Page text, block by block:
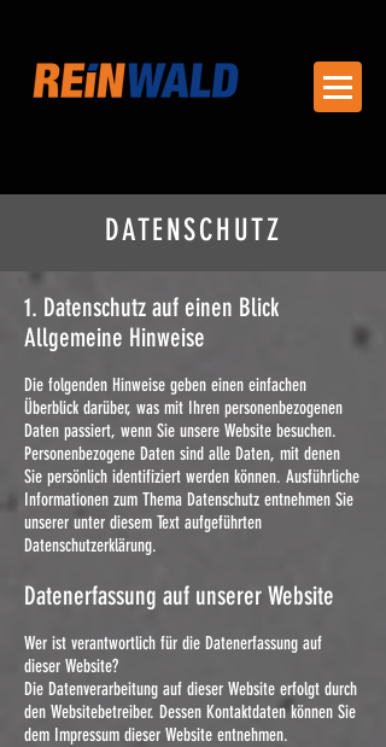
DATENSCHUTZ
​1. Datenschutz auf einen Blick
Allgemeine Hinweise
Die folgenden Hinweise geben einen einfachen
Überblick darüber, was mit Ihren personenbezogenen
Daten passiert, wenn Sie unsere Website besuchen.
Personenbezogene Daten sind alle Daten, mit denen
Sie persönlich identifiziert werden können. Ausführliche
Informationen zum Thema Datenschutz entnehmen Sie
unserer unter diesem Text aufgeführten
Datenschutzerklärung.
Datenerfassung auf unserer Website
Wer ist verantwortlich für die Datenerfassung auf
dieser Website?
Die Datenverarbeitung auf dieser Website erfolgt durch
den Websitebetreiber. Dessen Kontaktdaten können Sie
dem Impressum dieser Website entnehmen.